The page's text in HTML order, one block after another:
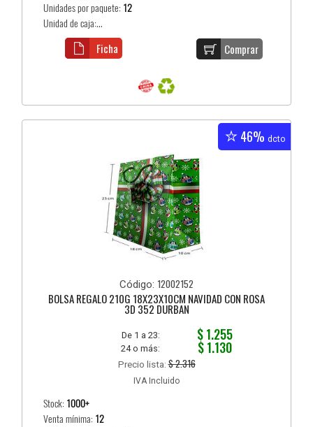
Unidades por paquete: 12
Unidad de caja:...
Comprar
Ficha
46% dcto
Código: 12002152
BOLSA REGALO 210G 18X23X10CM NAVIDAD CON ROSA
3D 352 DURBAN
De 1 a 23: $ 1.255
24 o más: $ 1.130
Precio lista:$ 2.316
IVA Incluido
Stock: 1000+
Venta mínima: 12